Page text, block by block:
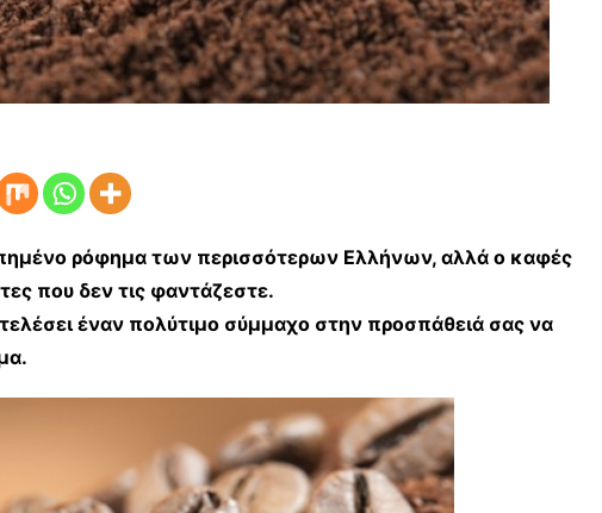
ρόφημα των περισσότερων Ελλήνων, αλλά ο καφές
που δεν τις φαντάζεστε.
έναν πολύτιμο σύμμαχο στην προσπάθειά σας να